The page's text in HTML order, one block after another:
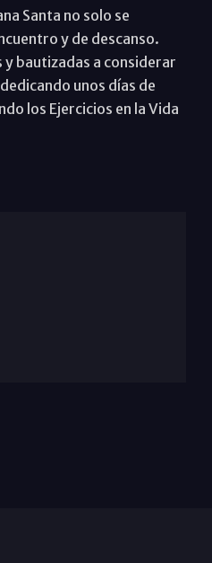
Santa no solo se
y de descanso.
bautizadas a considerar
unos días de
los Ejercicios en la Vida